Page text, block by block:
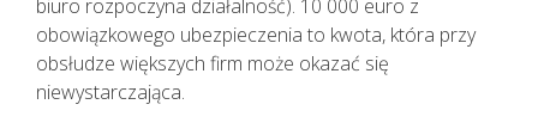
biuro rozpoczyna działalność). 10 000 euro z
obowiązkowego ubezpieczenia to kwota, która przy
obsłudze większych firm może okazać się
niewystarczająca.